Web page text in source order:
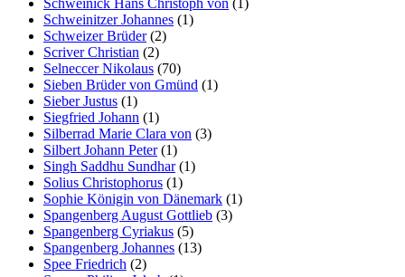
Schweinitzer Johannes (1)
Schweizer Brüder(2)
Scriver Christian (2)
Selneccer Nikolaus (70)
Sieben Brüder von Gmünd (1)
Sieber Justus (1)
Siegfried Johann (1)
Silberrad Marie Clara von (3)
Silbert Johann Peter(1)
Singh Saddhu Sundhar(1)
Solius Christophorus (1)
Sophie Königin von Dänemark (1)
Spangenberg August Gottlieb (3)
Spangenberg Cyriakus (5)
Spangenberg Johannes (13)
Spee Friedrich (2)